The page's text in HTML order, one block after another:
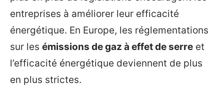
entreprises à améliorer leur efficacité
énergétique. En Europe, les réglementations
sur les émissions de gaz à effet de serre et
l’efficacité énergétique deviennent de plus
en plus strictes.